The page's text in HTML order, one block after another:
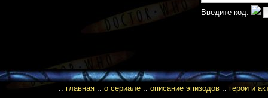
Введите код:
:: главная :: о сериале :: описание эпизодов :: герои и